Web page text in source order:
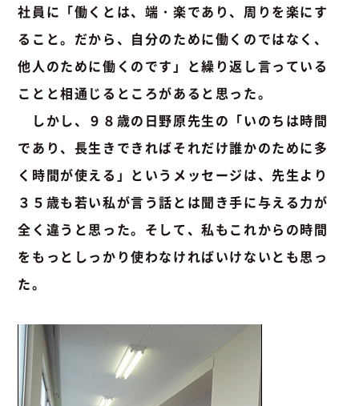
社員に「働くとは、端・楽であり、周りを楽にす
ること。だから、自分のために働くのではなく、
他人のために働くのです」と繰り返し言っている
ことと相通じるところがあると思った。
しかし、９８歳の日野原先生の「いのちは時間
であり、長生きできればそれだけ誰かのために多
く時間が使える」というメッセージは、先生より
３５歳も若い私が言う話とは聞き手に与える力が
全く違うと思った。そして、私もこれからの時間
をもっとしっかり使わなければいけないとも思っ
た。